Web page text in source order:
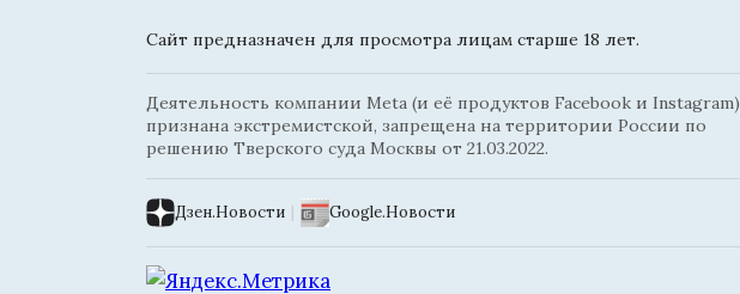
Сайт предназначен для просмотра лицам старше 18 лет.
Деятельность компании Meta (и её продуктов Facebook и Instagram)
признана экстремистской, запрещена на территории России по
решению Тверского суда Москвы от 21.03.2022.
Дзен.Новости | Google.Новости